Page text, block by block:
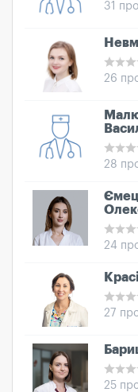
31
26
28
24
27
25